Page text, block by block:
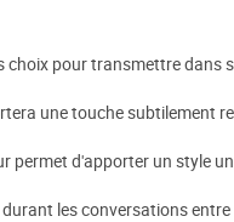
pour transmettre dans
une touche subtilement
permet d'apporter un style
les conversations